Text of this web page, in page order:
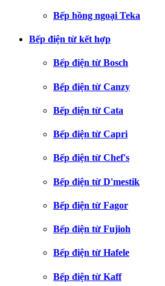
Bếp hồng ngoại Teka
Bếp điện từ kết hợp
Bếp điện từ Bosch
Bếp điện từ Canzy
Bếp điện từ Cata
Bếp điện từ Capri
Bếp điện từ Chef's
Bếp điện từ D'mestik
Bếp điện từ Fagor
Bếp điện từ Fujioh
Bếp điện từ Hafele
Bếp điện từ Kaff